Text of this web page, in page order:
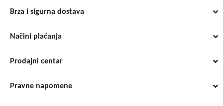
Brza i sigurna dostava
Načini plaćanja
Prodajni centar
Pravne napomene